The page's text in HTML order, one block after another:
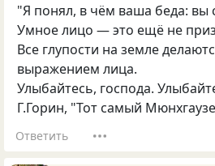
"Я понял, в чём ваша беда: вы
Умное лицо — это ещё не
Все глупости на земле
выражением лица.
Улыбайтесь, господа.
Г.Горин, "Тот самый
Ответить